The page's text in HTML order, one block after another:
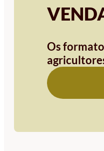
Os